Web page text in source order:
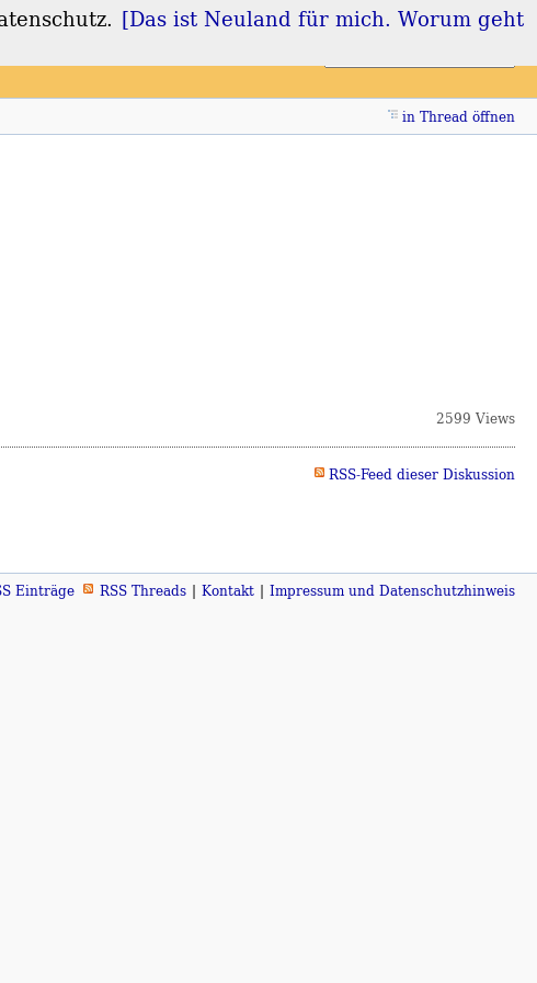
Login Registrieren
in Thread öffnen
2599 Views
RSS-Feed dieser Diskussion
Einträge RSS Threads Kontakt Impressum und Datenschutzhinweis
[Das ist Neuland für mich. Worum geht